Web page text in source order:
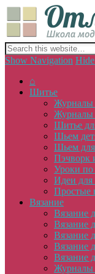
сайт о декоре,
Show Navigation
⌂
Шитье
Журналы
Шитье
Шьем
Шьем
Пэчворк
Уроки
Идеи для
Простые
Вязание
Вязание
Вязание
Вязание
Вязание
Вязание
Журналы